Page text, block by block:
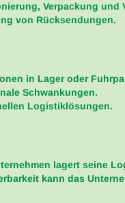
Verpackung und
von Rücksendungen.
in Lager oder
Schwankungen.
Logistiklösungen.
lagert seine
kann das